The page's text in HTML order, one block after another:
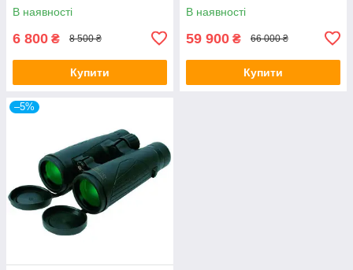
В наявності
6 800 ₴ 8 500 ₴
Купити
В наявності
59 900 ₴ 66 000 ₴
Купити
–5%